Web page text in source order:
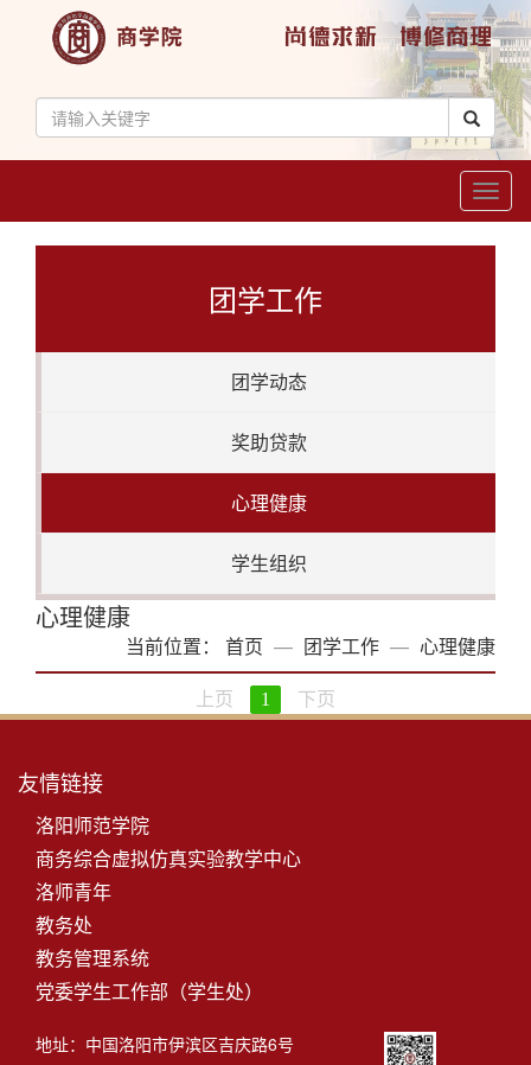
团学工作
团学动态
奖助贷款
心理健康
学生组织
心理健康
当前位置： 首页 团学工作 心理健康
上页 1 下页
友情链接
洛阳师范学院
商务综合虚拟仿真实验教学中心
洛师青年
教务处
教务管理系统
党委学生工作部（学生处）
地址：中国洛阳市伊滨区吉庆路6号